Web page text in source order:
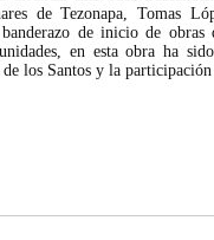
de Tezonapa, Tomas
de inicio de
en esta obra ha
los Santos y la